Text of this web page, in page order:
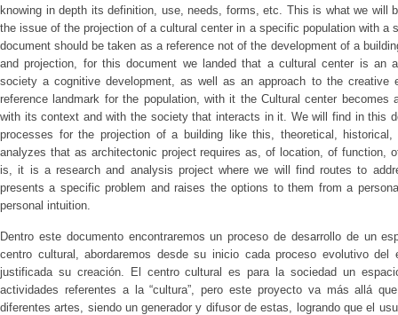
knowing in depth its definition, use, needs, forms, etc. This is what we will
the issue of the projection of a cultural center in a specific population with a
document should be taken as a reference not of the development of a
and projection, for this document we landed that a cultural center is an
society a cognitive development, as well as an approach to the creative
reference landmark for the population, with it the Cultural center becomes
with its context and with the society that interacts in it. We will find in this
processes for the projection of a building like this, theoretical,
analyzes that as architectonic project requires as, of location, of function,
is, it is a research and analysis project where we will find routes to
presents a specific problem and raises the options to them from a
personal intuition.
Dentro este documento encontraremos un proceso de desarrollo de un
centro cultural, abordaremos desde su inicio cada proceso evolutivo
justificada su creación. El centro cultural es para la sociedad un
actividades referentes a la “cultura”, pero este proyecto va más allá
diferentes artes, siendo un generador y difusor de estas, logrando que el